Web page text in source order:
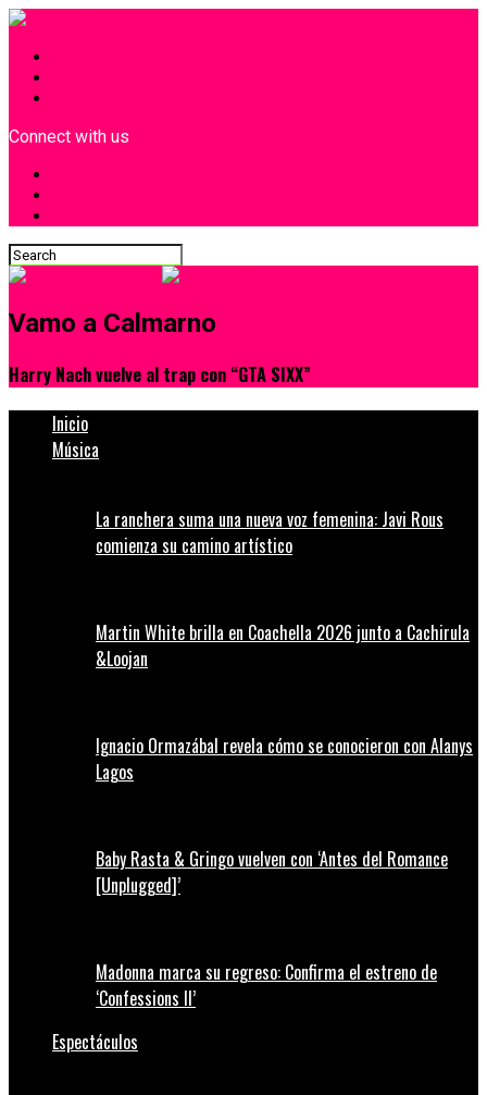
Connect with us
Vamo a Calmarno
Harry Nach vuelve al trap con “GTA SIXX”
Inicio
Música
La ranchera suma una nueva voz femenina: Javi Rous
comienza su camino artístico
Martin White brilla en Coachella 2026 junto a Cachirula
&Loojan
Ignacio Ormazábal revela cómo se conocieron con Alanys
Lagos
Baby Rasta & Gringo vuelven con ‘Antes del Romance
[Unplugged]’
Madonna marca su regreso: Confirma el estreno de
‘Confessions II’
Espectáculos